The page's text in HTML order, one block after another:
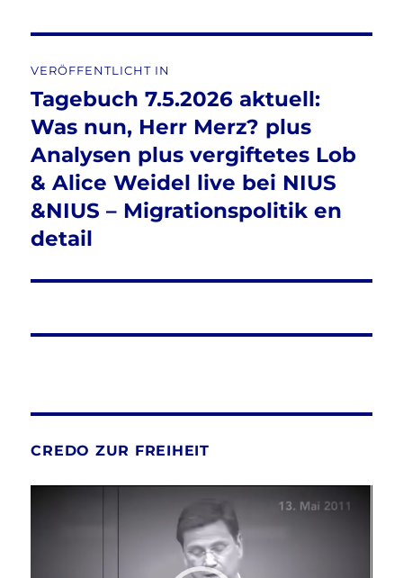
VERÖFFENTLICHT IN
Tagebuch 7.5.2026 aktuell:
Was nun, Herr Merz? plus
Analysen plus vergiftetes Lob
& Alice Weidel live bei NIUS
&NIUS – Migrationspolitik en
detail
CREDO ZUR FREIHEIT